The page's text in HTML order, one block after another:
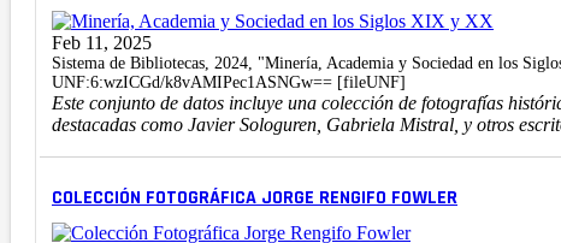
Feb 11, 2025
Sistema de Bibliotecas, 2024, "Minería, Academia y Sociedad en los
UNF:6:wzICGd/k8vAMIPec1ASNGw== [fileUNF]
Este conjunto de datos incluye una colección de fotografías
destacadas como Javier Sologuren, Gabriela Mistral, y otros
COLECCIÓN FOTOGRÁFICA JORGE RENGIFO FOWLER